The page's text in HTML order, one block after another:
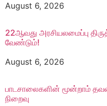
August 6, 2026
22ஆவது அரசியலமைப்பு
வேண்டும்!
August 6, 2026
பாடசாலைகளின் மூன்றாம்
நிறைவு